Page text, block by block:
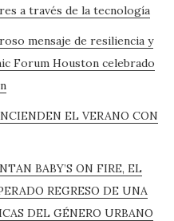
a través de la tecnología
mensaje de resiliencia y
Forum Houston celebrado
EL VERANO CON
BABY’S ON FIRE, EL
REGRESO DE UNA
DEL GÉNERO URBANO